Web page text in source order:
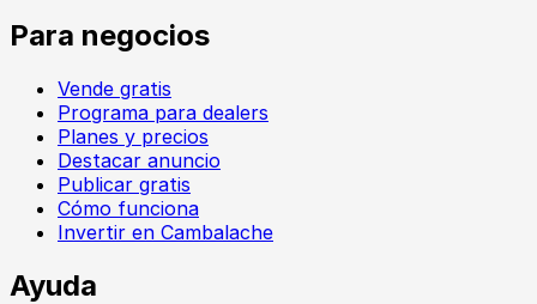
Para negocios
Vende gratis
Programa para dealers
Planes y precios
Destacar anuncio
Publicar gratis
Cómo funciona
Invertir en Cambalache
Ayuda